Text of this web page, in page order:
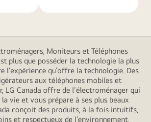
Moniteurs et Téléphones
plus que posséder la technologie la plus
l’expérience qu’offre la technologie. Des
aux téléphones mobiles et
LG Canada offre de l’électroménager qui
vie et vous prépare à ses plus beaux
conçoit des produits, à la fois intuitifs,
et respectueux de l’environnement,